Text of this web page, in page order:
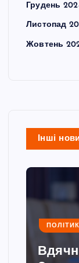
Грудень
Листопад
Жовтень
Інші